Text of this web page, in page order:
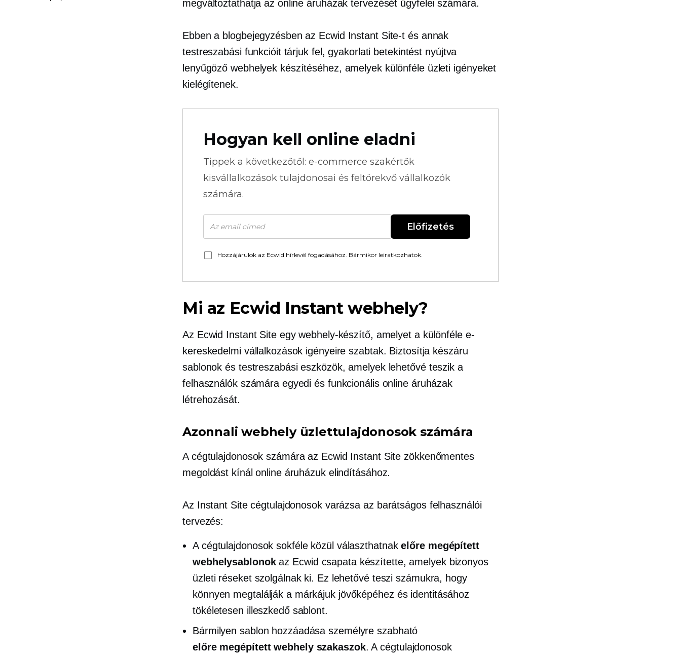
megváltoztathatja az online áruházak tervezését ügyfelei számára.
Ebben a blogbejegyzésben az Ecwid Instant Site-t és annak
testreszabási funkcióit tárjuk fel, gyakorlati betekintést nyújtva
lenyűgöző webhelyek készítéséhez, amelyek különféle üzleti igényeket
kielégítenek.
Hogyan kell online eladni
Tippek a következőtől: e-commerce szakértők
kisvállalkozások tulajdonosai és feltörekvő vállalkozók
számára.
Előfizetés
Hozzájárulok az Ecwid hírlevél fogadásához. Bármikor leiratkozhatok.
Mi az Ecwid Instant webhely?
Az Ecwid Instant Site egy webhely-készítő, amelyet a különféle e-
kereskedelmi vállalkozások igényeire szabtak. Biztosítja készáru
sablonok és testreszabási eszközök, amelyek lehetővé teszik a
felhasználók számára egyedi és funkcionális online áruházak
létrehozását.
Azonnali webhely üzlettulajdonosok számára
A cégtulajdonosok számára az Ecwid Instant Site zökkenőmentes
megoldást kínál online áruházuk elindításához.
Az Instant Site cégtulajdonosok varázsa az barátságos felhasználói
tervezés:
A cégtulajdonosok sokféle közül választhatnakelőre megépített
webhelysablonokaz Ecwid csapata készítette, amelyek bizonyos
üzleti réseket szolgálnak ki. Ez lehetővé teszi számukra, hogy
könnyen megtalálják a márkájuk jövőképéhez és identitásához
tökéletesen illeszkedő sablont.
Bármilyen sablon hozzáadása személyre szabható
előre megépítettwebhely szakaszok. A cégtulajdonosok